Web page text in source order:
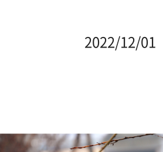
2022/12/01